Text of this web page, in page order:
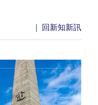
｜ 回新知新訊